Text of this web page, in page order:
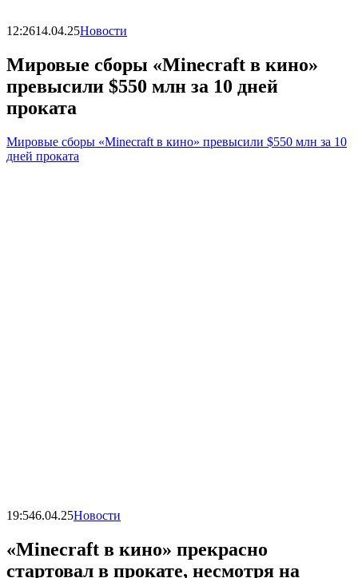
12:2614.04.25Новости
Мировые сборы «Minecraft в кино»
превысили $550 млн за 10 дней
проката
Мировые сборы «Minecraft в кино» превысили $550 млн за 10
дней проката
19:546.04.25Новости
«Minecraft в кино» прекрасно
стартовал в прокате, несмотря на